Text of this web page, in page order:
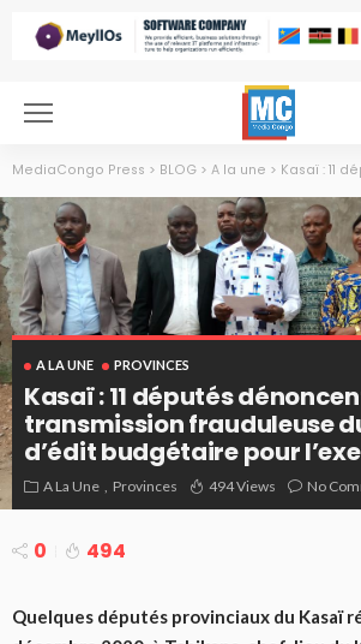
MediaCongo Press > BLOG > A la une > Kasaï : 11 députés dénoncent la
A LA UNE PROVINCES
Kasaï : 11 députés
transmission frauduleuse
d’édit budgétaire pour
A La Une Provinces 494 Views No
0 494
Quelques députés provinciaux du Kasaï